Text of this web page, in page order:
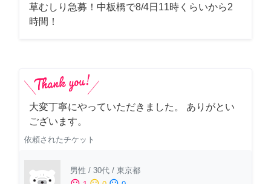
草むしり急募！中板橋で8/4日11時くらいから2
時間！
大変丁寧にやっていただきました。 ありがとい
ございます。
依頼されたチケット
男性 / 30代 / 東京都